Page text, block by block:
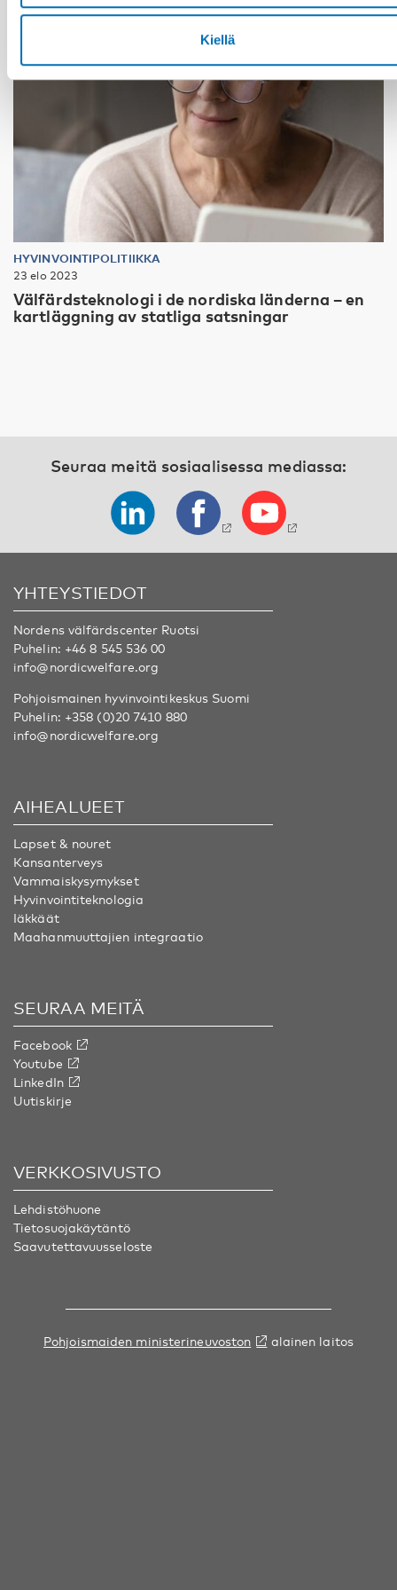
Kiellä
HYVINVOINTIPOLITIIKKA
23 elo 2023
Välfärdsteknologi i de nordiska länderna – en
kartläggning av statliga satsningar
Seuraa meitä sosiaalisessa mediassa:
YHTEYSTIEDOT
Nordens välfärdscenter Ruotsi
Puhelin: +46 8 545 536 00
info@nordicwelfare.org
Pohjoismainen hyvinvointikeskus Suomi
Puhelin: +358 (0)20 7410 880
info@nordicwelfare.org
AIHEALUEET
Lapset & nouret
Kansanterveys
Vammaiskysymykset
Hyvinvointiteknologia
Iäkkäät
Maahanmuuttajien integraatio
SEURAA MEITÄ
Facebook
Youtube
LinkedIn
Uutiskirje
VERKKOSIVUSTO
Lehdistöhuone
Tietosuojakäytäntö
Saavutettavuusseloste
Pohjoismaiden ministerineuvoston alainen laitos